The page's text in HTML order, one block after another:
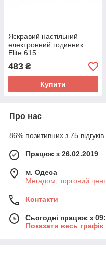
Яскравий настільний
електронний годинник
Elite 615
483 ₴
Купити
Про нас
86% позитивних з 75 відгуків
Працює з 26.02.2019
м. Одеса
Мегадом, торговий
Контакти
Сьогодні працює з
Показати весь